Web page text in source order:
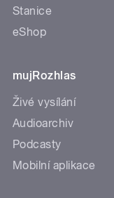
Stanice
eShop
mujRozhlas
Živé vysílání
Audioarchiv
Podcasty
Mobilní aplikace